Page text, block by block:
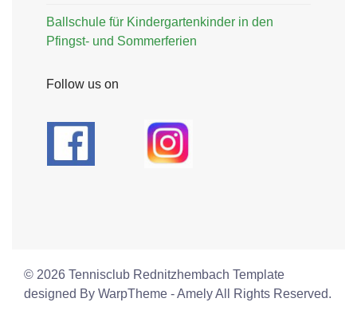
Ballschule für Kindergartenkinder in den
Pfingst- und Sommerferien
Follow us on
© 2026 Tennisclub Rednitzhembach Template
designed By WarpTheme - Amely All Rights Reserved.